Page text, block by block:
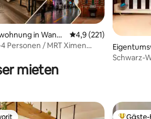
4,81 von 5, 212 Bewertungen
in Wanhu
Durchschnittliche
4,9 (221)
Personen / MRT Ximen
District
Schwarz-
mieten
Gäste-